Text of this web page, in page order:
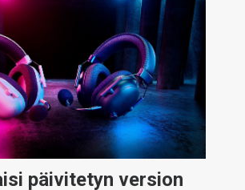
päivitetyn version